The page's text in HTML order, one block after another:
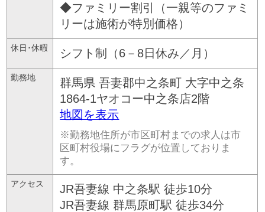
◆ファミリー割引（一親等のファミ
リーは施術が特別価格）
休日･休暇 シフト制（6－8日休み／月）
勤務地 群馬県 吾妻郡中之条町 大字中之条
1864-1ヤオコー中之条店2階
地図を表示
※勤務地住所が市区町村までの求人は市
区町村役場にフラグが位置しておりま
す。
アクセス
JR吾妻線 中之条駅 徒歩10分
JR吾妻線 群馬原町駅 徒歩34分